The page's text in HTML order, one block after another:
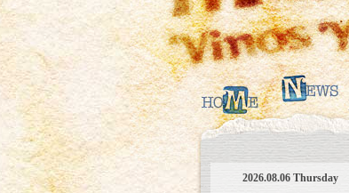
2026.08.06 Thursday